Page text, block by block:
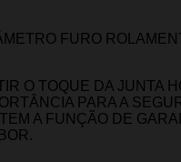
FURO
O TOQUE DA JUNTA
PARA A
A FUNÇÃO DE